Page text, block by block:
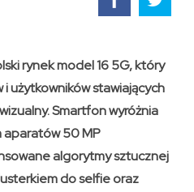
rynek model 16 5G, który
użytkowników stawiających
Smartfon wyróżnia
aparatów 50 MP
algorytmy sztucznej
do selfie oraz